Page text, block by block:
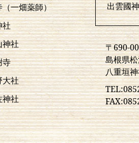
一畑薬師）
社
社
社
出雲國
〒690-
島根県
八重垣